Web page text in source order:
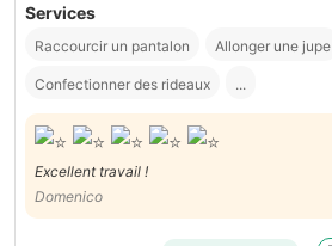
Services
Raccourcir un pantalon Allonger une jupe
Confectionner des rideaux ...
Excellent travail !
Domenico